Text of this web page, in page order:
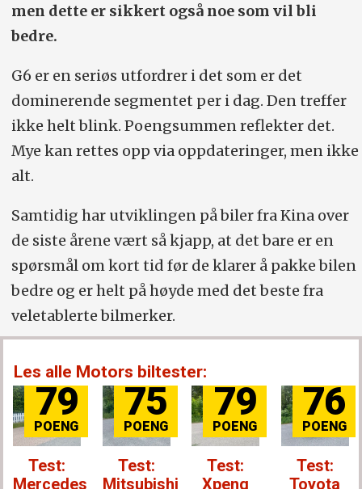
men dette er sikkert også noe som vil bli
bedre.
G6 er en seriøs utfordrer i det som er det
dominerende segmentet per i dag. Den treffer
ikke helt blink. Poengsummen reflekter det.
Mye kan rettes opp via oppdateringer, men ikke
alt.
Samtidig har utviklingen på biler fra Kina over
de siste årene vært så kjapp, at det bare er en
spørsmål om kort tid før de klarer å pakke bilen
bedre og er helt på høyde med det beste fra
veletablerte bilmerker.
Les alle Motors biltester:
79
Test:
Mercedes
75
Test:
Mitsubishi
79
Test:
Xpeng
76
Test:
Toyota